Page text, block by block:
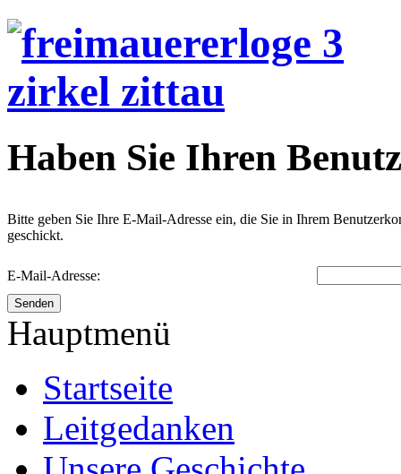
Haben Sie Ihren
Bitte geben Sie Ihre E-Mail-Adresse ein, die Sie in Ihrem
geschickt.
E-Mail-Adresse:
Senden
Hauptmenü
Startseite
Leitgedanken